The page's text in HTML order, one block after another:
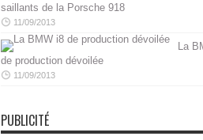
saillants de la Porsche 918
11/09/2013
La
de production dévoilée
11/09/2013
PUBLICITÉ